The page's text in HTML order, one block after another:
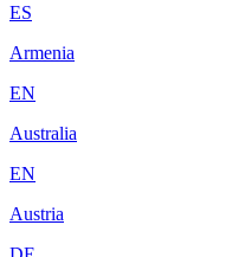
ES
Armenia
EN
Australia
EN
Austria